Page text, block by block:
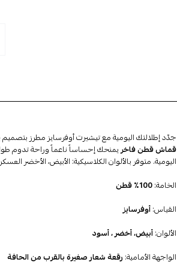
جدّد إطلالتك اليومية مع تيشيرت أوفرسايز مطرز
قماش قطن فاخريمنحك إحساساً ناعماً وراحة تدوم
اليومية. متوفر بالألوان الكلاسيكية: الأبيض، الأخضر
الخامة:100٪ قطن
القياس:أوفرسايز
الألوان:أبيض، أخضر ، أسود
الواجهة الأمامية: رقعة شعار صغيرة بالقرب من الحافة